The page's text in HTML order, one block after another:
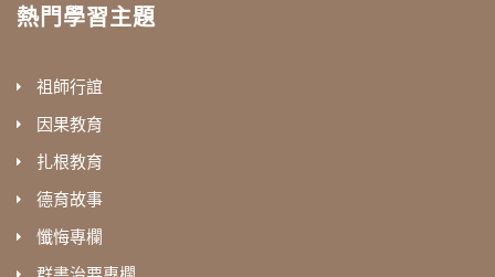
熱門學習主題
祖師行誼
因果教育
扎根教育
德育故事
懺悔專欄